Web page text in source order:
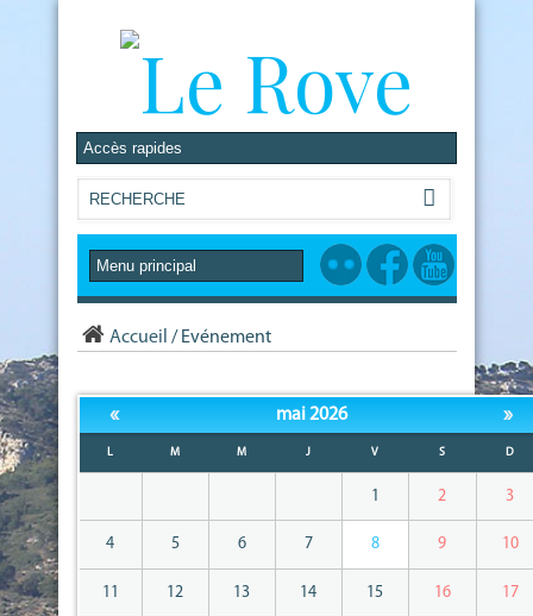
Accueil / Evénement
« mai 2026 »
L M M J V S D
1 2 3
4 5 6 7 8 9 10
11 12 13 14 15 16 17